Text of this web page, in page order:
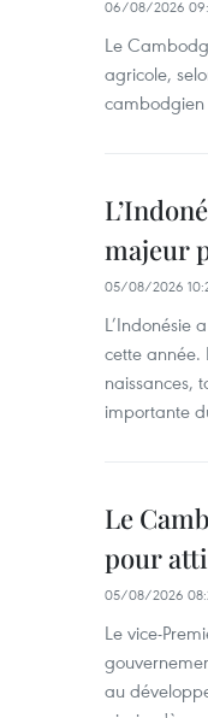
06/08/2026
Le
agricole,
cambodgien
majeur
05/08/2026
L’Indonésie
cette année.
naissances,
importante
Le
pour
05/08/2026
Le vice-
au